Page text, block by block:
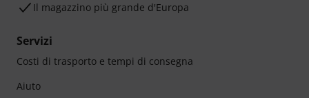
Il magazzino più grande d'Europa
Servizi
Costi di trasporto e tempi di consegna
Aiuto